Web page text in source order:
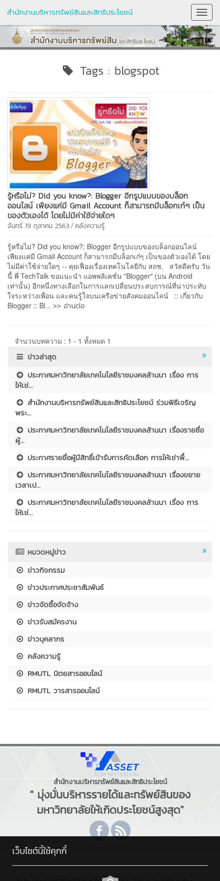
สำนักงานบริหารทรัพย์สินและสิทธิประโยชน์
Tags : blogspot
รู้หรือไม่? Did you know?: Blogger อีกรูปแบบของบล็อก
ออนไลน์ เพียงแค่มี Gmail Account ก็สามารถมีบล็อกเก๋ๆ เป็น
ของตัวเองได้ โดยไม่มีค่าใช้จ่ายใดๆ
จันทร์ 19 ตุลาคม 2563 / คลังความรู้
รู้หรือไม่? Did you know?: Blogger อีกรูปแบบของบล็อกออนไลน์
เพียงแค่มี Gmail Account ก็สามารถมีบล็อกเก๋ๆ เป็นของตัวเองได้ โดย
ไม่มีค่าใช้จ่ายใดๆ -- คุยเฟื่องเรื่องเทคโนโลยีกับ สถช. สวัสดีครับ วัน
นี้ พี่ TechTalk ขอแนะนำ แอพพลิเคชั่น "Blogger" (บน Android
เท่านั้น) อีกหนึ่งทางเลือกในการแลกเปลี่ยนประสบการณ์ที่น่าประทับ
ใจระหว่างเพื่อน และคนรู้ใจบนเครือข่ายสังคมออนไลน์ :: เกี่ยวกับ
Blogger :: Bl... >> อ่านต่อ
จำนวนบทความ : 1 - 1 ทั้งหมด 1
ข่าวล่าสุด
ประกาศมหาวิทยาลัยเทคโนโลยีราชมงคลล้านนา เรื่อง การ
ให้เช่...
สำนักงานบริหารทรัพย์สินและสิทธิประโยชน์ ร่วมพิธีเจริญ
พระ...
ประกาศมหาวิทยาลัยเทคโนโลยีราชมงคลล้านนา เรื่องรายชื่อ
ผู้...
ประกาศรายชื่อผู้มีสิทธิ์เข้ารับการคัดเลือก การให้เช่าพื้...
ประกาศมหาวิทยาลัยเทคโนโลยีราชมงคลล้านนา เรื่องขยาย
เวลาเป...
ประกาศมหาวิทยาลัยเทคโนโลยีราชมงคลล้านนา เรื่อง การ
ให้เช่...
หมวดหมู่ข่าว
ข่าวกิจกรรม
ข่าวประกาศประชาสัมพันธ์
ข่าวจัดซื้อจัดจ้าง
ข่าวรับสมัครงาน
ข่าวบุคลากร
คลังความรู้
RMUTL นิตยสารออนไลน์
RMUTL วารสารออนไลน์
สำนักงานบริหารทรัพย์สินและสิทธิประโยชน์
" มุ่งมั่นบริหารรายได้และทรัพย์สินของ
มหาวิทยาลัยให้เกิดประโยชน์สูงสุด"
เว็บไซต์นี้ใช้คุกกี้